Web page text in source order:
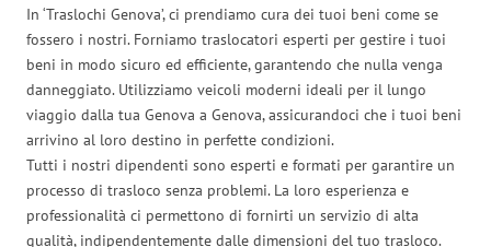
In ‘Traslochi Genova’, ci prendiamo cura dei tuoi beni come se
fossero i nostri. Forniamo traslocatori esperti per gestire i tuoi
beni in modo sicuro ed efficiente, garantendo che nulla venga
danneggiato. Utilizziamo veicoli moderni ideali per il lungo
viaggio dalla tua Genova a Genova, assicurandoci che i tuoi beni
arrivino al loro destino in perfette condizioni.
Tutti i nostri dipendenti sono esperti e formati per garantire un
processo di trasloco senza problemi. La loro esperienza e
professionalità ci permettono di fornirti un servizio di alta
qualità, indipendentemente dalle dimensioni del tuo trasloco.